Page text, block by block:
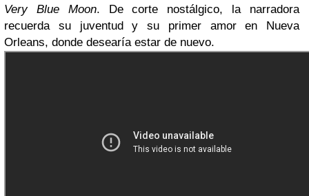
Very Blue Moon. De corte nostálgico, la narradora
recuerda su juventud y su primer amor en Nueva
Orleans, donde desearía estar de nuevo.